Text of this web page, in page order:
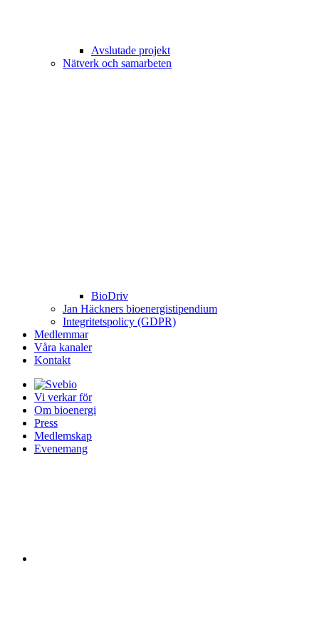
Avslutade projekt
Nätverk och samarbeten
BioDriv
Jan Häckners bioenergistipendium
Integritetspolicy (GDPR)
Medlemmar
Våra kanaler
Kontakt
Vi verkar för
Om bioenergi
Press
Medlemskap
Evenemang